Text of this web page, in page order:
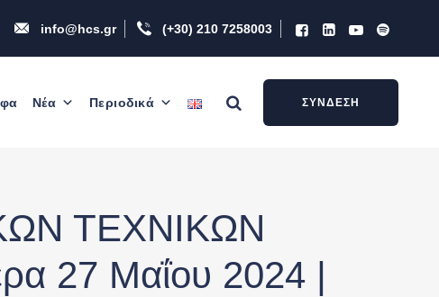
info@hcs.gr (+30) 210 7258003
Νέα Περιοδικά ΣΥΝΔΕΣΗ
ΤΕΧΝΙΚΩΝ
27 Μαΐου 2024 |